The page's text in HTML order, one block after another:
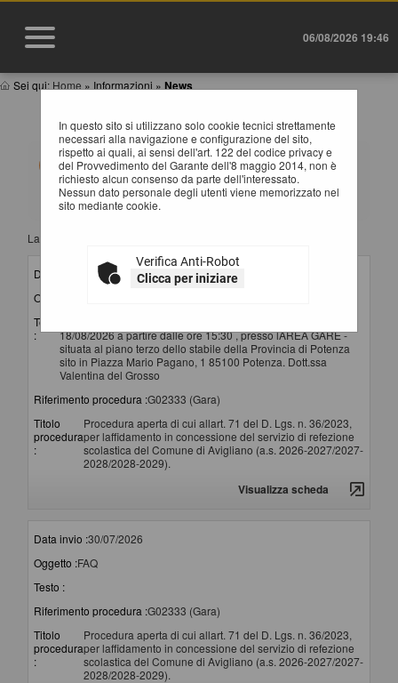
06/08/2026 19:46
Sei qui: Home » Informazioni » News
In questo sito si utilizzano solo cookie tecnici strettamente
necessari alla navigazione e configurazione del sito,
rispetto ai quali, ai sensi dell'art. 122 del codice privacy e
del Provvedimento del Garante dell'8 maggio 2014, non è
richiesto alcun consenso da parte dell'interessato.
Nessun dato personale degli utenti viene memorizzato nel
sito mediante cookie.
Verifica Anti-Robot
Clicca per iniziare
NEWS
Elenco delle comunicazioni pubblicate nel portale negli
ultimi 60 giorni. I dati di dettaglio delle procedure
oggetto delle comunicazioni sono consultabili
selezionando il collegamento "Visualizza Scheda".
La ricerca ha restituito 11 risultati.
Data invio :
06/08/2026
Oggetto :
Testo
:
18/08/2026 a partire dalle ore 15:30 , presso lAREA GARE -
situata al piano terzo dello stabile della Provincia di Potenza
sito in Piazza Mario Pagano, 1 85100 Potenza. Dott.ssa
Valentina del Grosso
Riferimento procedura :G02333 (Gara)
Titolo
procedura
:
Procedura aperta di cui allart. 71 del D. Lgs. n. 36/2023,
per laffidamento in concessione del servizio di refezione
scolastica del Comune di Avigliano (a.s. 2026-2027/2027-
2028/2028-2029).
Visualizza scheda
Data invio :30/07/2026
Oggetto :FAQ
Testo :
Riferimento procedura :G02333 (Gara)
Titolo
procedura
:
Procedura aperta di cui allart. 71 del D. Lgs. n. 36/2023,
per laffidamento in concessione del servizio di refezione
scolastica del Comune di Avigliano (a.s. 2026-2027/2027-
2028/2028-2029).